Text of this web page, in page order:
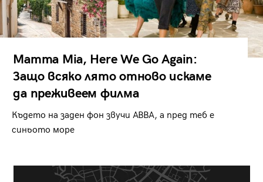
Mamma Mia, Here We Go Again:
Защо всяко лято отново искаме
да преживеем филма
Където на заден фон звучи ABBA, а пред теб е
синьото море